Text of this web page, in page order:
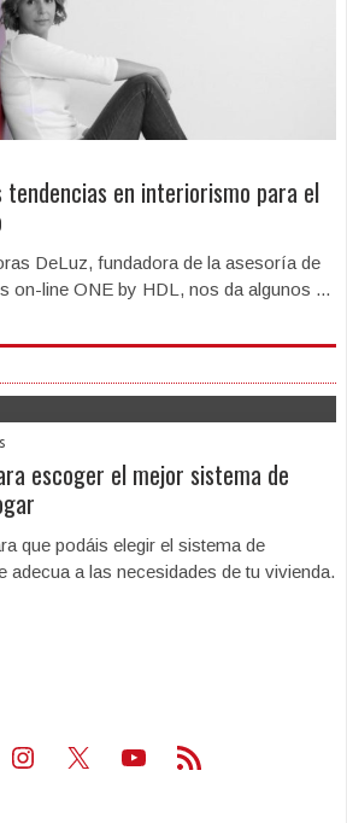
tendencias en interiorismo para el
DeLuz, fundadora de la asesoría de
on-line ONE by HDL, nos da algunos ...
escoger el mejor sistema de
que podáis elegir el sistema de
adecua a las necesidades de tu vivienda.
Instagram
X Youtube
Feed RSS